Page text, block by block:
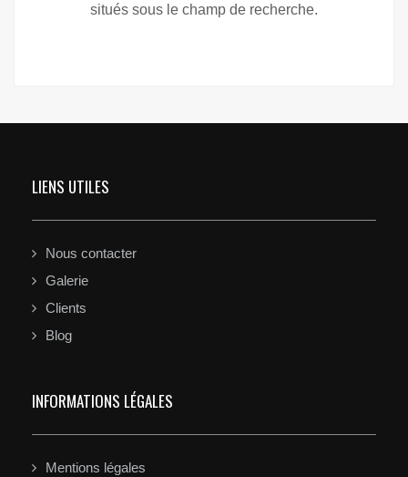
situés sous le champ de recherche.
LIENS UTILES
Nous contacter
Galerie
Clients
Blog
INFORMATIONS LÉGALES
Mentions légales